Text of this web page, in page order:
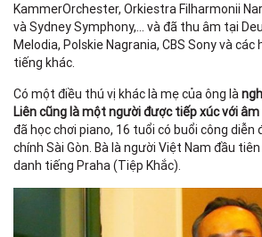
KammerOrchester, Orkiestra Filharmonii
và Sydney Symphony,... và đã thu âm tại
Melodia, Polskie Nagrania, CBS Sony và các
tiếng khác.
Có một điều thú vị khác là mẹ của ông là
Liên cũng là một người được tiếp xúc với
đã học chơi piano, 16 tuổi có buổi công
chính Sài Gòn. Bà là người Việt Nam đầu
danh tiếng Praha (Tiệp Khắc).